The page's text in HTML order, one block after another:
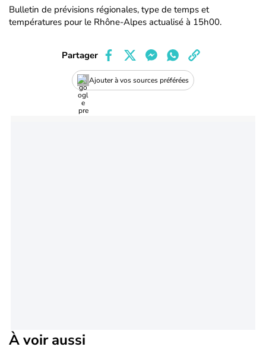
Bulletin de prévisions régionales, type de temps et
températures pour le Rhône-Alpes actualisé à 15h00.
Ajouter à vos sources préférées
Partager
À voir aussi